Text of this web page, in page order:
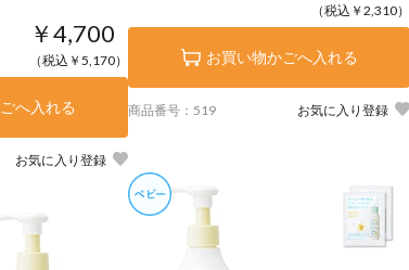
￥4,700
（税込￥5,170）
へ入れる
お気に入り登録
（税込￥2,310）
お買い物かごへ入れる
商品番号：519 お気に入り登録